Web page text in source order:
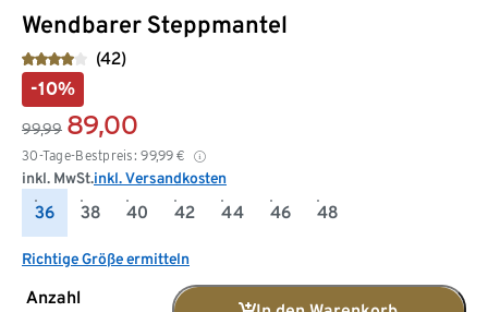
Wendbarer Steppmantel
(42)
-10%
99,99 89,00
30-Tage-Bestpreis: 99,99 €
inkl. MwSt.inkl. Versandkosten
36 38 40 42 44 46 48
Richtige Größe ermitteln
Anzahl